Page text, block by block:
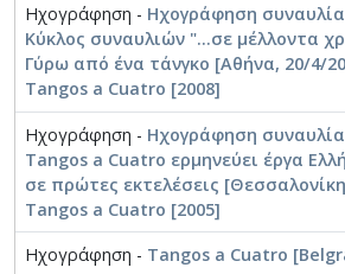
Ηχογράφηση - Ηχογράφηση
Κύκλος συναυλιών "...σε μέλλοντα
Γύρω από ένα τάνγκο [Αθήνα, 20/4/
Tangos a Cuatro [2008]
Ηχογράφηση - Ηχογράφηση
Tangos a Cuatro ερμηνεύει έργα
σε πρώτες εκτελέσεις
Tangos a Cuatro [2005]
Ηχογράφηση - Tangos a Cuatro